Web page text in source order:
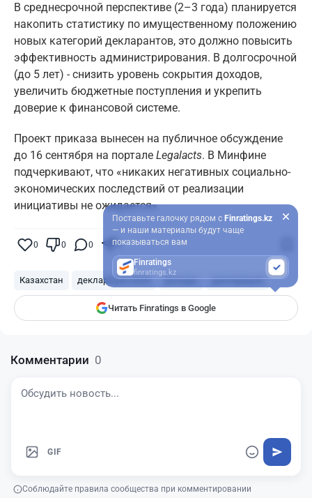
В среднесрочной перспективе (2–3 года) планируется
накопить статистику по имущественному положению
новых категорий декларантов, это должно повысить
эффективность администрирования. В долгосрочной
(до 5 лет) - снизить уровень сокрытия доходов,
увеличить бюджетные поступления и укрепить
доверие к финансовой системе.
Проект приказа вынесен на публичное обсуждение
до 16 сентября на портале Legalacts. В Минфине
подчеркивают, что «никаких негативных социально-
экономических последствий от реализации
инициативы не ожидается».
0 0 0 0
Казахстан декларация 2025 Доходы декларация
Читать Finratings в Google
Поставьте галочку рядом с Finratings.kz
— и наши материалы будут чаще
показываться вам
Finratings
finratings.kz
Комментарии 0
GIF
Соблюдайте правила сообщества при комментировании